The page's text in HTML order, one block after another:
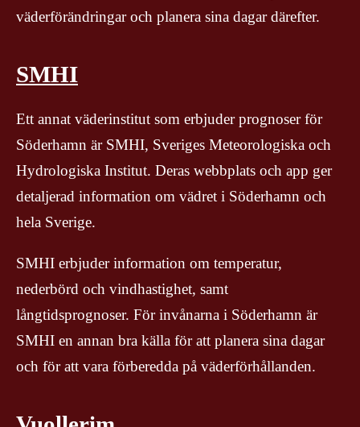
väderförändringar och planera sina dagar därefter.
SMHI
Ett annat väderinstitut som erbjuder prognoser för
Söderhamn är SMHI, Sveriges Meteorologiska och
Hydrologiska Institut. Deras webbplats och app ger
detaljerad information om vädret i Söderhamn och
hela Sverige.
SMHI erbjuder information om temperatur,
nederbörd och vindhastighet, samt
långtidsprognoser. För invånarna i Söderhamn är
SMHI en annan bra källa för att planera sina dagar
och för att vara förberedda på väderförhållanden.